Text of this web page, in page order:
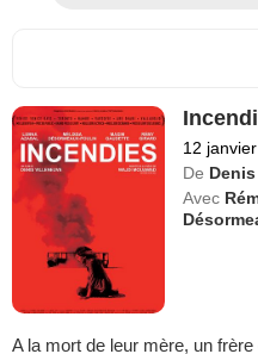
12
De
Avec
A la mort de leur mère, un